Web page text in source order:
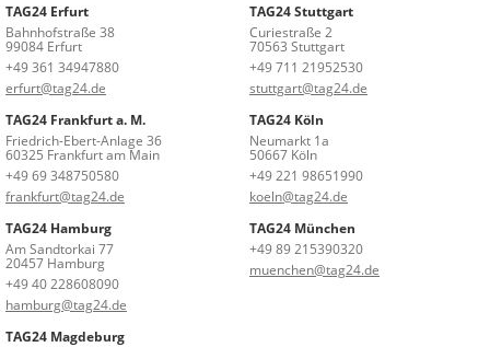
TAG24 Erfurt
Bahnhofstraße 38
99084 Erfurt
+49 361 34947880
erfurt@tag24.de
TAG24 Stuttgart
Curiestraße 2
70563 Stuttgart
+49 711 21952530
stuttgart@tag24.de
TAG24 Frankfurt a. M.
Friedrich-Ebert-Anlage 36
60325 Frankfurt am Main
+49 69 348750580
frankfurt@tag24.de
TAG24 Köln
Neumarkt 1a
50667 Köln
+49 221 98651990
koeln@tag24.de
TAG24 Hamburg
Am Sandtorkai 77
20457 Hamburg
+49 40 228608090
hamburg@tag24.de
TAG24 München
+49 89 215390320
muenchen@tag24.de
TAG24 Magdeburg